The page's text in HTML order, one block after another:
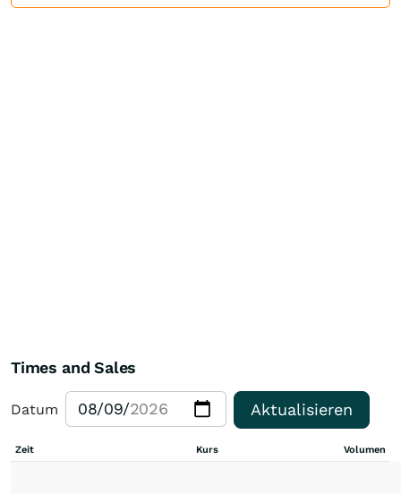
Times and Sales
Datum Aktualisieren
Zeit Kurs Volumen